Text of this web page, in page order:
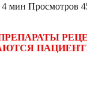
4 мин Просмотров